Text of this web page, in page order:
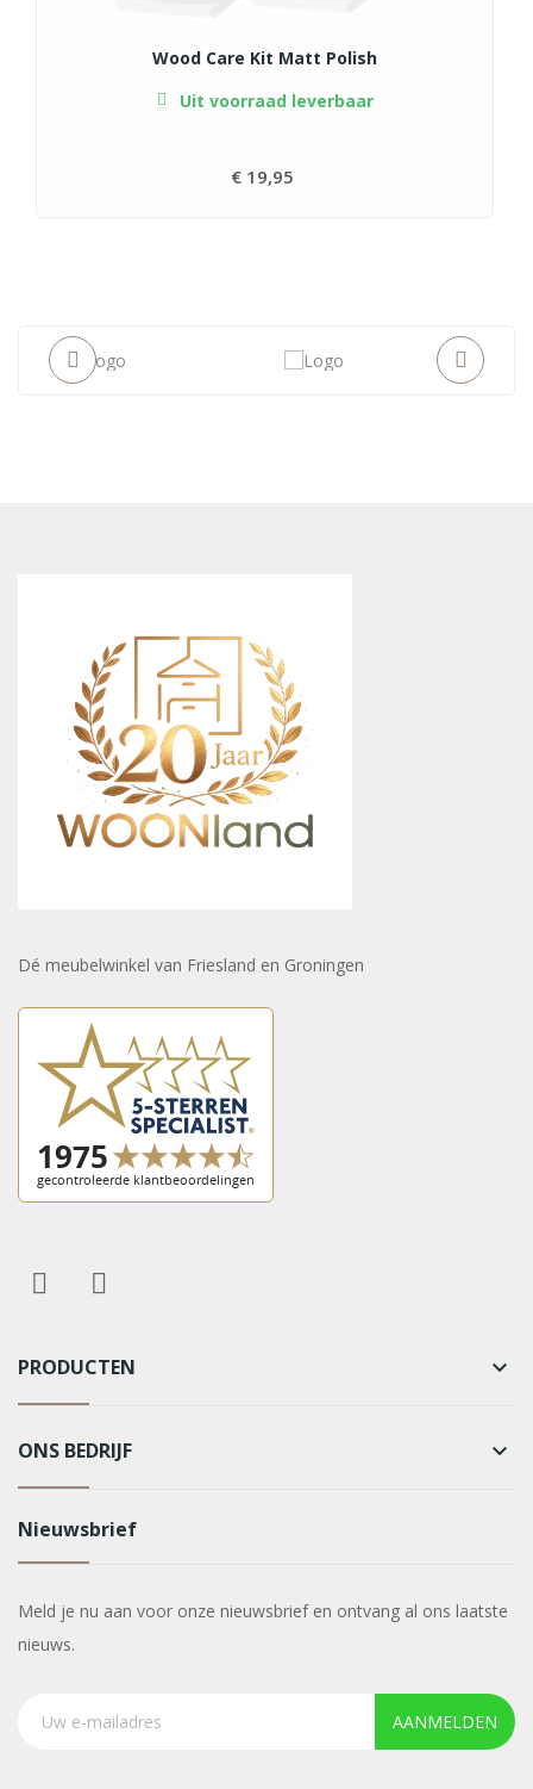
Wood Care Kit Matt Polish
Uit voorraad leverbaar
€ 19,95
Dé meubelwinkel van Friesland en Groningen
PRODUCTEN keyboard_arrow_down
ONS BEDRIJF keyboard_arrow_down
Nieuwsbrief
Meld je nu aan voor onze nieuwsbrief en ontvang al ons laatste
nieuws.
AANMELDEN